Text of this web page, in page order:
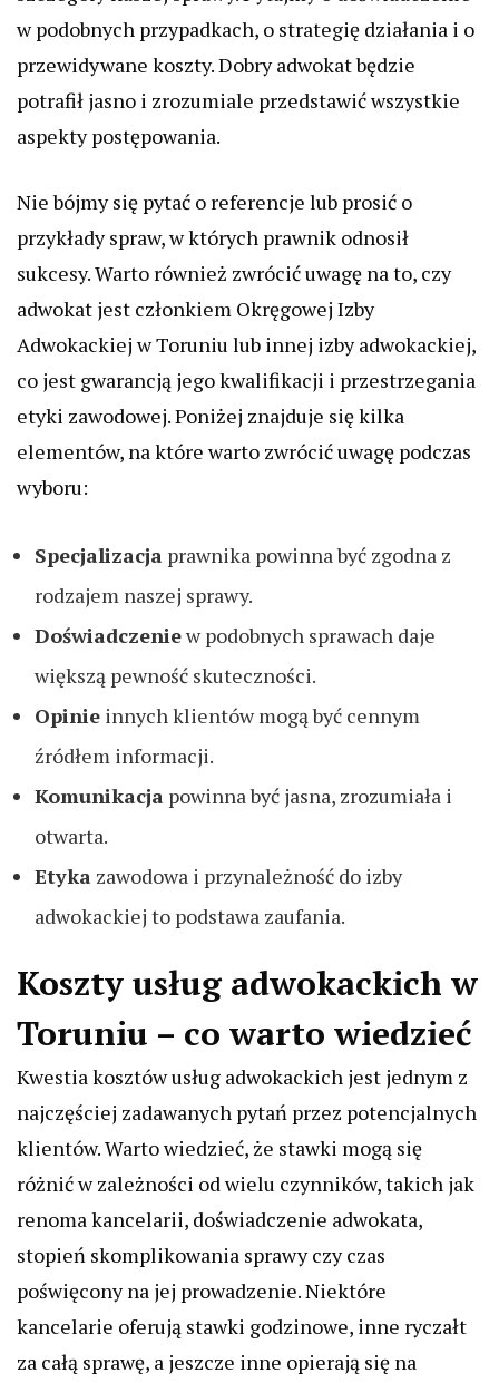
w podobnych przypadkach, o strategię działania i o
przewidywane koszty. Dobry adwokat będzie
potrafił jasno i zrozumiale przedstawić wszystkie
aspekty postępowania.
Nie bójmy się pytać o referencje lub prosić o
przykłady spraw, w których prawnik odnosił
sukcesy. Warto również zwrócić uwagę na to, czy
adwokat jest członkiem Okręgowej Izby
Adwokackiej w Toruniu lub innej izby adwokackiej,
co jest gwarancją jego kwalifikacji i przestrzegania
etyki zawodowej. Poniżej znajduje się kilka
elementów, na które warto zwrócić uwagę podczas
wyboru:
Specjalizacja prawnika powinna być zgodna z
rodzajem naszej sprawy.
Doświadczeniew podobnych sprawach daje
większą pewność skuteczności.
Opinie innych klientów mogą być cennym
źródłem informacji.
Komunikacja powinna być jasna, zrozumiała i
otwarta.
Etyka zawodowa i przynależność do izby
adwokackiej to podstawa zaufania.
Koszty usług adwokackich w
Toruniu – co warto wiedzieć
Kwestia kosztów usług adwokackich jest jednym z
najczęściej zadawanych pytań przez potencjalnych
klientów. Warto wiedzieć, że stawki mogą się
różnić w zależności od wielu czynników, takich jak
renoma kancelarii, doświadczenie adwokata,
stopień skomplikowania sprawy czy czas
poświęcony na jej prowadzenie. Niektóre
kancelarie oferują stawki godzinowe, inne ryczałt
za całą sprawę, a jeszcze inne opierają się na